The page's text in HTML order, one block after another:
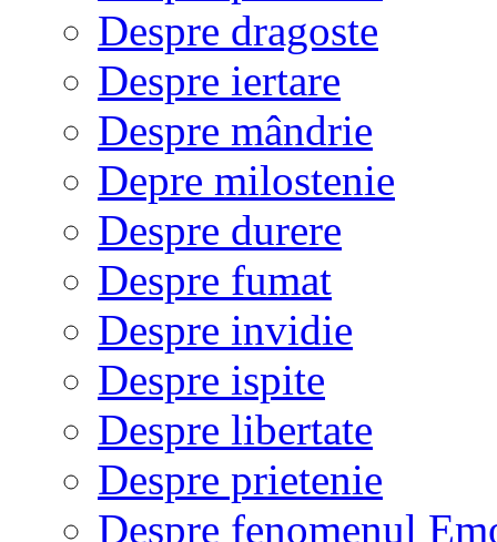
Despre dragoste
Despre iertare
Despre mândrie
Depre milostenie
Despre durere
Despre fumat
Despre invidie
Despre ispite
Despre libertate
Despre prietenie
Despre fenomenul